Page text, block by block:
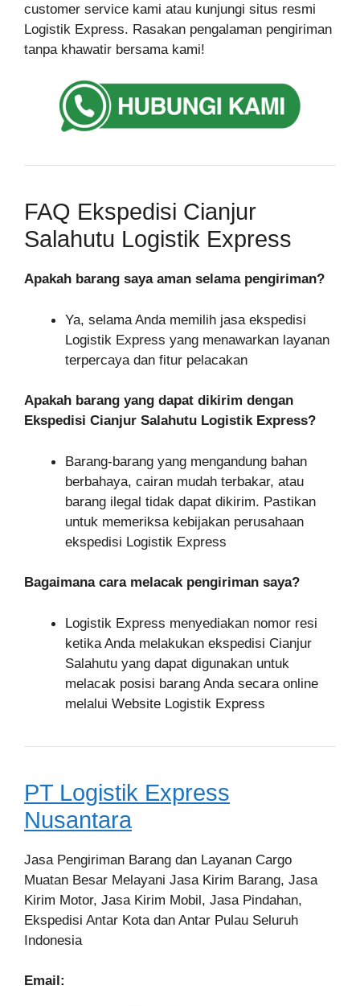
customer service kami atau kunjungi situs resmi
Logistik Express. Rasakan pengalaman pengiriman
tanpa khawatir bersama kami!
FAQ Ekspedisi Cianjur
Salahutu Logistik Express
Apakah barang saya aman selama pengiriman?
Ya, selama Anda memilih jasa ekspedisi
Logistik Express yang menawarkan layanan
terpercaya dan fitur pelacakan
Apakah barang yang dapat dikirim dengan
Ekspedisi Cianjur Salahutu Logistik Express?
Barang-barang yang mengandung bahan
berbahaya, cairan mudah terbakar, atau
barang ilegal tidak dapat dikirim. Pastikan
untuk memeriksa kebijakan perusahaan
ekspedisi Logistik Express
Bagaimana cara melacak pengiriman saya?
Logistik Express menyediakan nomor resi
ketika Anda melakukan ekspedisi Cianjur
Salahutu yang dapat digunakan untuk
melacak posisi barang Anda secara online
melalui Website Logistik Express
PT Logistik Express
Nusantara
Jasa Pengiriman Barang dan Layanan Cargo
Muatan Besar Melayani Jasa Kirim Barang, Jasa
Kirim Motor, Jasa Kirim Mobil, Jasa Pindahan,
Ekspedisi Antar Kota dan Antar Pulau Seluruh
Indonesia
Email: